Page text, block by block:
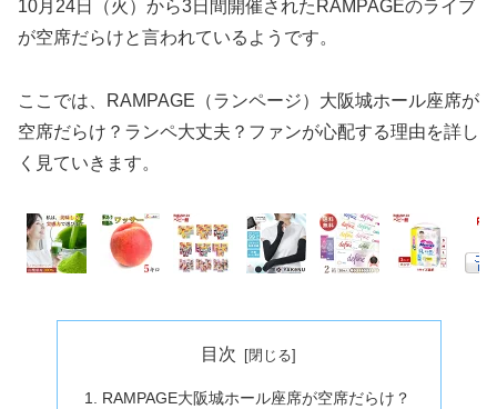
10月24日（火）から3日間開催されたRAMPAGEのライブ
が空席だらけと言われているようです。
ここでは、RAMPAGE（ランページ）大阪城ホール座席が
空席だらけ？ランペ大丈夫？ファンが心配する理由を詳し
く見ていきます。
目次
RAMPAGE大阪城ホール座席が空席だらけ？